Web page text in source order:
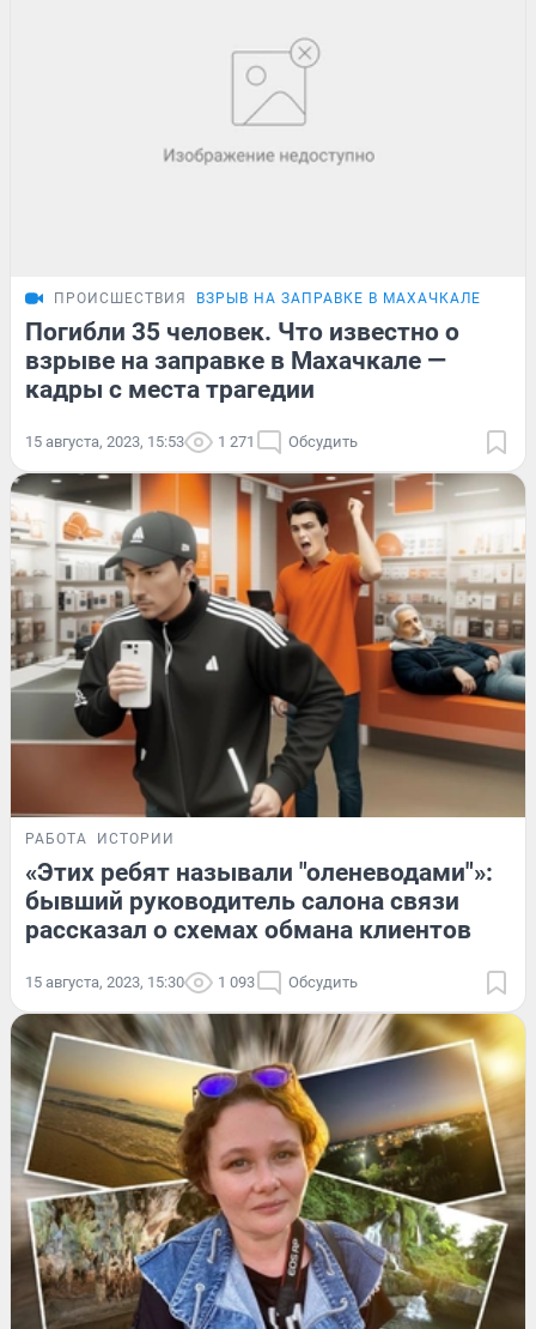
ПРОИСШЕСТВИЯ ВЗРЫВ НА ЗАПРАВКЕ В МАХАЧКАЛЕ
Погибли 35 человек. Что известно о
взрыве на заправке в Махачкале —
кадры с места трагедии
15 августа, 2023, 15:53 1 271 Обсудить
РАБОТА ИСТОРИИ
«Этих ребят называли "оленеводами"»:
бывший руководитель салона связи
рассказал о схемах обмана клиентов
15 августа, 2023, 15:30 1 093 Обсудить